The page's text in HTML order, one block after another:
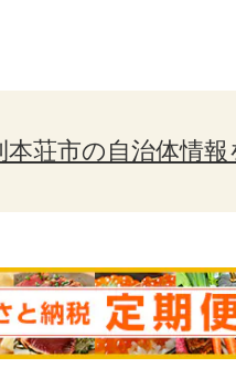
本荘市の自治体情報